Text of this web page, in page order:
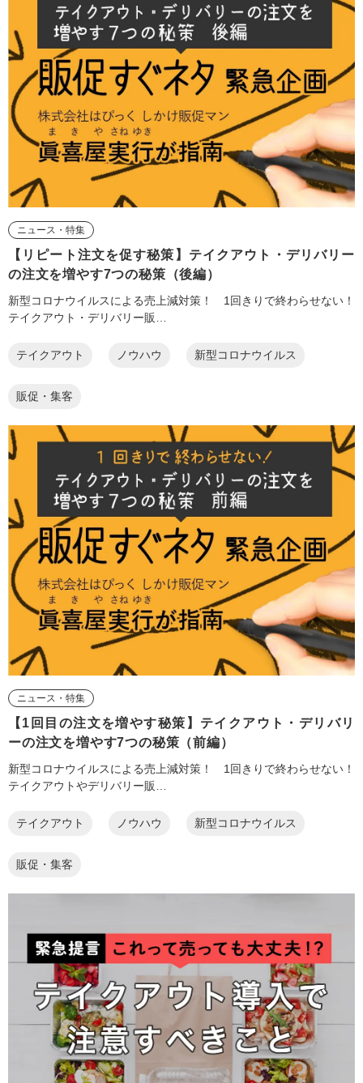
ニュース・特集
【リピート注文を促す秘策】テイクアウト・デリバリー
の注文を増やす7つの秘策（後編）
新型コロナウイルスによる売上減対策！ 1回きりで終わらせない！
テイクアウト・デリバリー販…
テイクアウト ノウハウ 新型コロナウイルス
販促・集客
ニュース・特集
【1回目の注文を増やす秘策】テイクアウト・デリバリ
ーの注文を増やす7つの秘策（前編）
新型コロナウイルスによる売上減対策！ 1回きりで終わらせない！
テイクアウトやデリバリー販…
テイクアウト ノウハウ 新型コロナウイルス
販促・集客